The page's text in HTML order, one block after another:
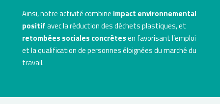
Ainsi, notre activité combine impact environnemental
positifavec la réduction des déchets plastiques, et
retombées sociales concrètesen favorisant l’emploi
et la qualification de personnes éloignées du marché du
travail.